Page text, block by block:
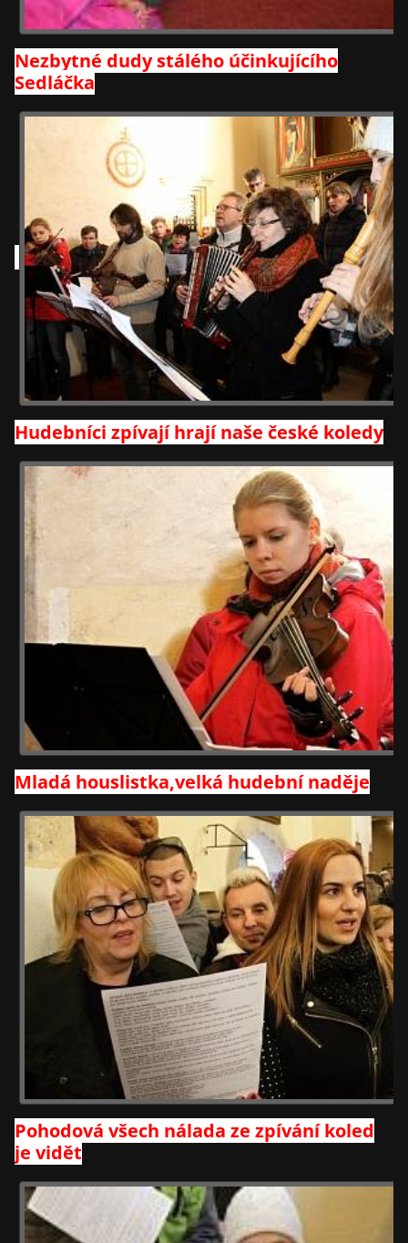
Nezbytné dudy stálého účinkujícího
Sedláčka
Hudebníci zpívají hrají naše české koledy
Mladá houslistka,velká hudební naděje
Pohodová všech nálada ze zpívání koled
je vidět